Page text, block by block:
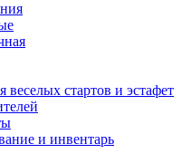
веселых стартов и эстафет
и инвентарь